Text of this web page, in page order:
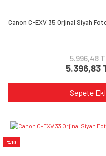
Canon C-EXV 35 Orjinal Siyah
5.996,48
5.396,83
Sepete
%10